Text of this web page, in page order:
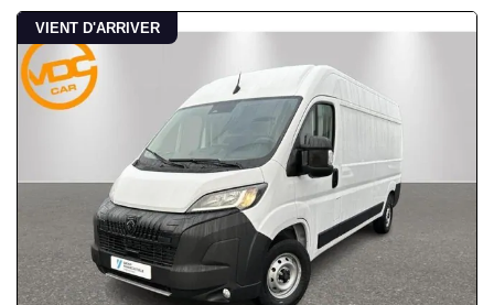
VIENT D'ARRIVER